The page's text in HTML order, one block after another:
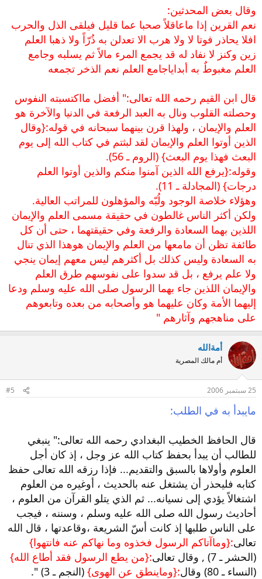
وقال بعض المحدثين:
نعم القرين إذا ماعاقلاً صحبا عما قليل فيلقى الذل والحرب
افلا يحاذر فوتا لا ولا هرب الا تعدلن به ذُرّاً ولا ذهبا العلم
زين وكنز لا نفاد له قد يجمع المرء مالاً ثم يسلبه وجامع
العلم مغبوطٌ به أبداياجامع العلم نعم الذخر تجمعه
قال ابن القيم رحمه الله تعالى:" أفضل مااكتسبته النفوس
وحصلته القلوب ونال به العبد الرفعة في الدنيا والآخرة هو
العلم والإيمان ، ولهذا قرن بينهما سبحانه في قوله:{وقال
الذين أوتوا العلم والإيمان لقد لبثتم في كتاب الله إلى يوم
البعث فهذا يوم البعث} (الروم ـ 56).
وقوله:{يرفع الله الذين آمنوا منكم والذين أوتوا العلم
درجات} (المجادلة ـ 11).
وهؤلاء خلاصة الوجود ولُبّه والمؤهلون للمراتب العالية.
ولكن أكثر الناس غالطون في حقيقة مسمى العلم والإيمان
اللذين بهما السعادة والرفعة وفي حقيقتهما ، حتى أن كل
طائفة تظن أن مامعها من العلم والإيمان هوهذا الذي تنال
به السعادة وليس كذلك بل أكثرهم ليس معهم إيمان ينجي
ولا علم يرفع ، بل قد سدوا على نفوسهم طرق العلم
والإيمان اللذين جاء بهما الرسول صلى الله عليه وسلم ودعا
إليهما الأمة وكان عليهما هو وأصحابه من بعده وتابعوهم
على مناهجهم وآثارهم "
أمةالله
أم مالك المصرية
25 سبتمبر 2006 #5
مايبدأ به في الطلب:
قال الحافظ الخطيب البغدادي رحمه الله تعالى:" ينبغي
للطالب أن يبدأ بحفظ كتاب الله عز وجل ، إذ كان أجل
العلوم وأولاها بالسبق والتقديم... فإذا رزقه الله تعالى حفظ
كتابه فليحذر أن يشتغل عنه بالحديث ، أوغيره من العلوم
اشتغالاً يؤدي إلى نسيانه... ثم الذي يتلو القرآن من العلوم ،
أحاديث رسول الله صلى الله عليه وسلم ، وسننه ، فيجب
على الناس طلبها إذ كانت أسّ الشريعة ،وقاعدتها ، قال الله
تعالى:{وماآتاكم الرسول فخذوه وما نهاكم عنه فانتهوا}
(الحشر ـ 7) , وقال تعالى
:{من يطع الرسول فقد أطاع الله}
(النساء ـ 80) وقال
:{وماينطق عن الهوى} (النجم ـ 3) ".